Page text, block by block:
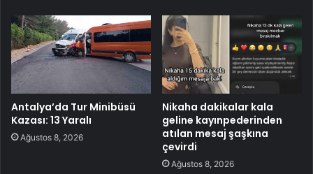
Antalya’da Tur Minibüsü
Kazası: 13 Yaralı
Ağustos 8, 2026
Nikaha dakikalar kala
geline kayınpederinden
atılan mesaj şaşkına
çevirdi
Ağustos 8, 2026